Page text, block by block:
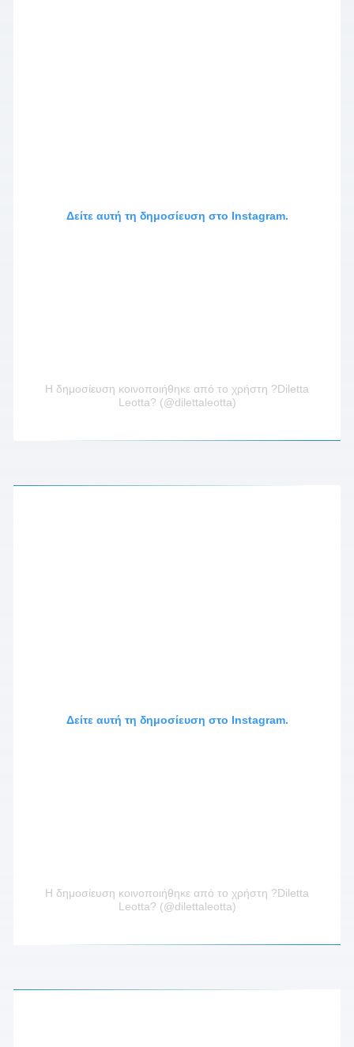
Δείτε αυτή τη δημοσίευση στο Instagram.
Η δημοσίευση κοινοποιήθηκε από το χρήστη ?Diletta
Leotta? (@dilettaleotta)
Δείτε αυτή τη δημοσίευση στο Instagram.
Η δημοσίευση κοινοποιήθηκε από το χρήστη ?Diletta
Leotta? (@dilettaleotta)